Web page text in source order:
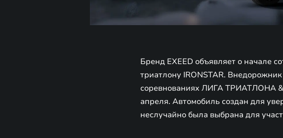
Бренд EXEED объявляет о начале
триатлону IRONSTAR.
соревнованиях ЛИГА ТРИАТЛОНА &
апреля. Автомобиль создан для
неслучайно была выбрана для